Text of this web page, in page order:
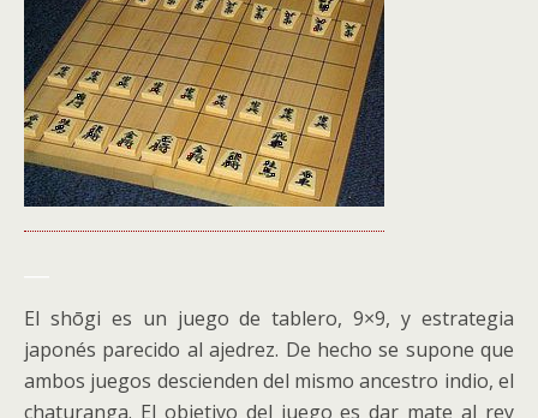
El shōgi es un juego de tablero, 9×9, y estrategia
japonés parecido al ajedrez. De hecho se supone que
ambos juegos descienden del mismo ancestro indio, el
chaturanga. El objetivo del juego es dar mate al rey